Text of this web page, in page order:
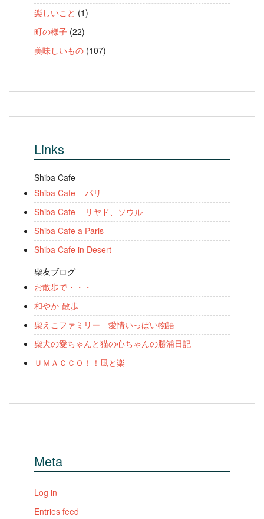
楽しいこと (1)
町の様子 (22)
美味しいもの (107)
Links
Shiba Cafe
Shiba Cafe – パリ
Shiba Cafe – リヤド、ソウル
Shiba Cafe a Paris
Shiba Cafe in Desert
柴友ブログ
お散歩で・・・
和やか-散歩
柴えこファミリー 愛情いっぱい物語
柴犬の愛ちゃんと猫の心ちゃんの勝浦日記
ＵＭＡＣＣＯ！！風と楽
Meta
Log in
Entries feed